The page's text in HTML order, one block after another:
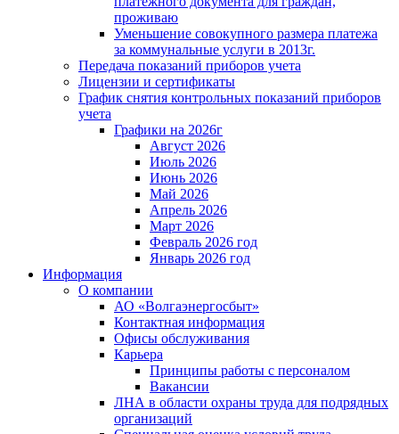
проживаю
Уменьшение совокупного размера платежа
за коммунальные услуги в 2013г.
Передача показаний приборов учета
Лицензии и сертификаты
График снятия контрольных показаний приборов
учета
Графики на 2026г
Август 2026
Июль 2026
Июнь 2026
Май 2026
Апрель 2026
Март 2026
Февраль 2026 год
Январь 2026 год
Информация
О компании
АО «Волгаэнергосбыт»
Контактная информация
Офисы обслуживания
Карьера
Принципы работы с персоналом
Вакансии
ЛНА в области охраны труда для подрядных
организаций